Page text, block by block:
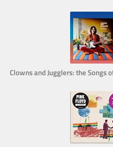
Clowns and Jugglers: the Songs